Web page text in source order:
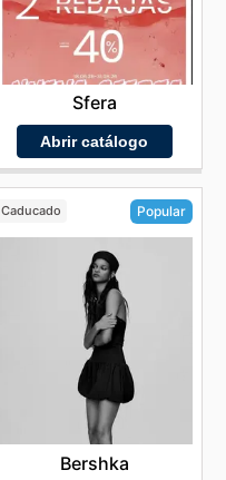
Sfera
Abrir catálogo
Caducado Popular
Bershka